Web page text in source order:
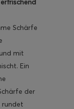
Schärfe
mit
Ein
der
rundet